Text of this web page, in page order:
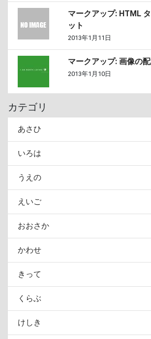
マークアップ: HTML
ット
2013年1月11日
マークアップ: 画像の
2013年1月10日
カテゴリ
あさひ
いろは
うえの
えいご
おおさか
かわせ
きって
くらぶ
けしき